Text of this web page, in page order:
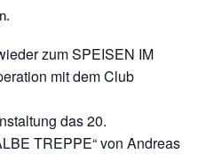
zumSPEISEN IM
mit dem Club
das 20.
TREPPE“von Andreas